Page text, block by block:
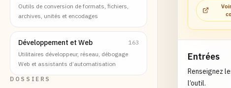
Outils de conversion de formats, fichiers,
archives, unités et encodages
Développement et Web
163
Utilitaires développeur, réseau, débogage
Web et assistants d’automatisation
DOSSIERS
rkdown/
pdf-
Entrées
Renseignez
l’outil.